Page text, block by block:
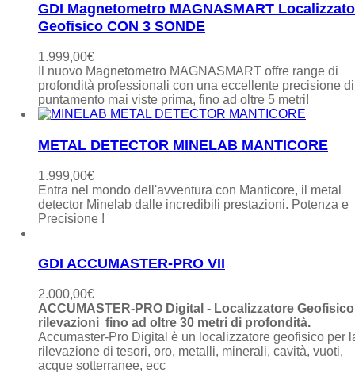
GDI Magnetometro MAGNASMART
Geofisico CON 3 SONDE
1.999,00€
Il nuovo Magnetometro MAGNASMART offre range di
profondità professionali con una eccellente precisione di
puntamento mai viste prima, fino ad oltre 5 metri!
METAL DETECTOR MINELAB MANTICORE
1.999,00€
Entra nel mondo dell'avventura con Manticore, il metal
detector Minelab dalle incredibili prestazioni. Potenza e
Precisione !
GDI ACCUMASTER-PRO VII
2.000,00€
ACCUMASTER-PRO Digital - Localizzatore
rilevazioni fino ad oltre 30 metri di profondità.
Accumaster-Pro Digital è un localizzatore geofisico per
rilevazione di tesori, oro, metalli, minerali, cavità, vuoti,
acque sotterranee, ecc